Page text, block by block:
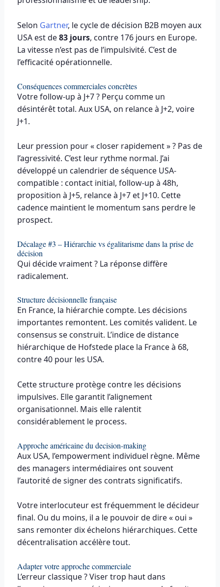
Selon Gartner, le cycle de décision B2B moyen aux
USA est de83 jours, contre 176 jours en Europe.
La vitesse n’est pas de l’impulsivité. C’est de
l’efficacité opérationnelle.
Conséquences commerciales concrètes
Votre follow-up à J+7 ? Perçu comme un
désintérêt total. Aux USA, on relance à J+2, voire
J+1.
Leur pression pour « closer rapidement » ? Pas de
l’agressivité. C’est leur rythme normal. J’ai
développé un calendrier de séquence USA-
compatible : contact initial, follow-up à 48h,
proposition à J+5, relance à J+7 et J+10. Cette
cadence maintient le momentum sans perdre le
prospect.
Décalage #3 – Hiérarchie vs égalitarisme dans la prise de
décision
Qui décide vraiment ? La réponse diffère
radicalement.
Structure décisionnelle française
En France, la hiérarchie compte. Les décisions
importantes remontent. Les comités valident. Le
consensus se construit. L’indice de distance
hiérarchique de Hofstede place la France à 68,
contre 40 pour les USA.
Cette structure protège contre les décisions
impulsives. Elle garantit l’alignement
organisationnel. Mais elle ralentit
considérablement le process.
Approche américaine du decision-making
Aux USA, l’empowerment individuel règne. Même
des managers intermédiaires ont souvent
l’autorité de signer des contrats significatifs.
Votre interlocuteur est fréquemment le décideur
final. Ou du moins, il a le pouvoir de dire « oui »
sans remonter dix échelons hiérarchiques. Cette
décentralisation accélère tout.
Adapter votre approche commerciale
L’erreur classique ? Viser trop haut dans